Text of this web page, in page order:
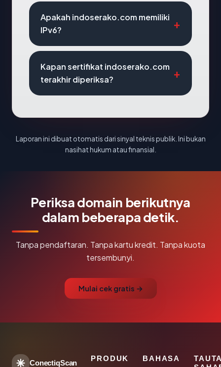
Apakah indoserako.com memiliki
IPv6?
Kapan sertifikat indoserako.com
terakhir diperiksa?
Laporan ini dibuat otomatis dari sinyal teknis publik. Ini bukan
nasihat hukum atau finansial.
Periksa domain berikutnya
dalam beberapa detik.
Tanpa pendaftaran. Tanpa kartu kredit. Tanpa kuota
tersembunyi.
Mulai cek gratis →
ConectiqScan
PRODUK BAHASA